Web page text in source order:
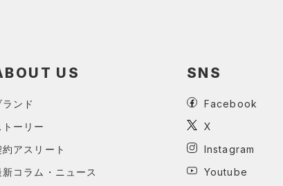
US
ランド
トーリー
約アスリート
新コラム・ニュース
SNS
Facebook
X
Instagram
Youtube